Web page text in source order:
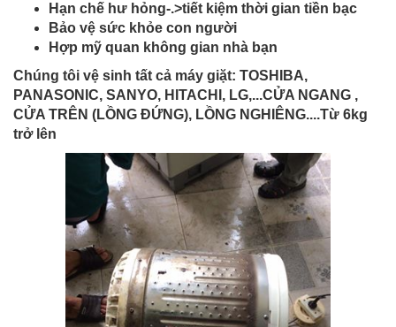
Hạn chế hư hỏng-.>tiết kiệm thời gian tiền bạc
Bảo vệ sức khỏe con người
Hợp mỹ quan không gian nhà bạn
Chúng tôi vệ sinh tất cả máy giặt: TOSHIBA,
PANASONIC, SANYO, HITACHI, LG,...CỬA NGANG ,
CỬA TRÊN (LỒNG ĐỨNG), LỒNG NGHIÊNG....Từ 6kg
trở lên